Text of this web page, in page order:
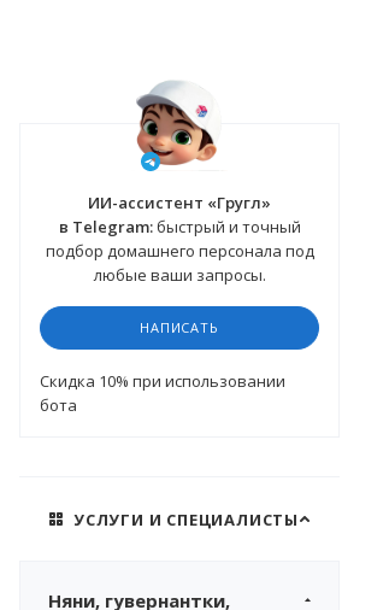
ИИ-ассистент «Гругл»
в Telegram:быстрый и точный
подбор домашнего персонала под
любые ваши запросы.
НАПИСАТЬ
Cкидка 10% при использовании
бота
УСЛУГИ И СПЕЦИАЛИСТЫ
Няни, гувернантки,